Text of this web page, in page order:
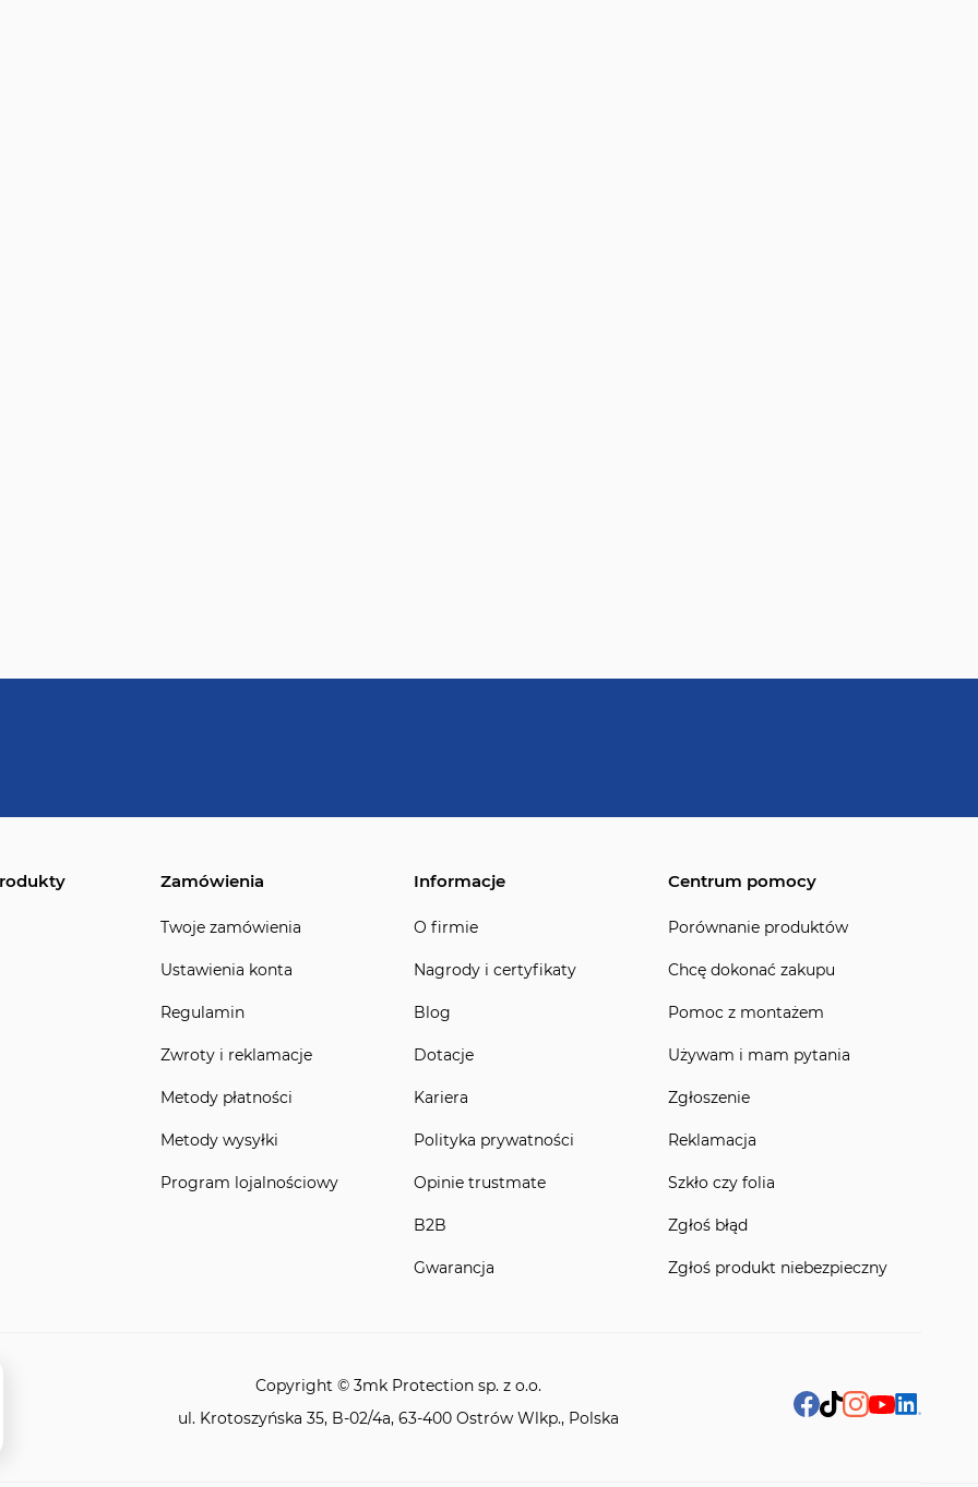
Zamówienia
Twoje zamówienia
Ustawienia konta
Regulamin
Zwroty i reklamacje
Metody płatności
Metody wysyłki
Program lojalnościowy
Informacje
O firmie
Nagrody i certyfikaty
Blog
Dotacje
Kariera
Polityka prywatności
Opinie trustmate
B2B
Gwarancja
Centrum pomocy
Porównanie produktów
Chcę dokonać zakupu
Pomoc z montażem
Używam i mam pytania
Zgłoszenie
Reklamacja
Szkło czy folia
Zgłoś błąd
Zgłoś produkt niebezpieczny
Copyright © 3mk Protection sp. z o.o.
ul. Krotoszyńska 35, B-02/4a, 63-400 Ostrów Wlkp., Polska